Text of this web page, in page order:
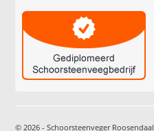
© 2026 - Schoorsteenveger Roosendaal